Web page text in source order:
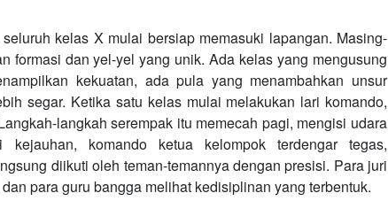
kelas X mulai bersiap memasuki lapangan. Masing-
formasi dan yel-yel yang unik. Ada kelas yang mengusung
kekuatan, ada pula yang menambahkan unsur
segar. Ketika satu kelas mulai melakukan lari komando,
langkah serempak itu memecah pagi, mengisi udara
komando ketua kelompok terdengar tegas,
diikuti oleh teman-temannya dengan presisi. Para juri
para guru bangga melihat kedisiplinan yang terbentuk.